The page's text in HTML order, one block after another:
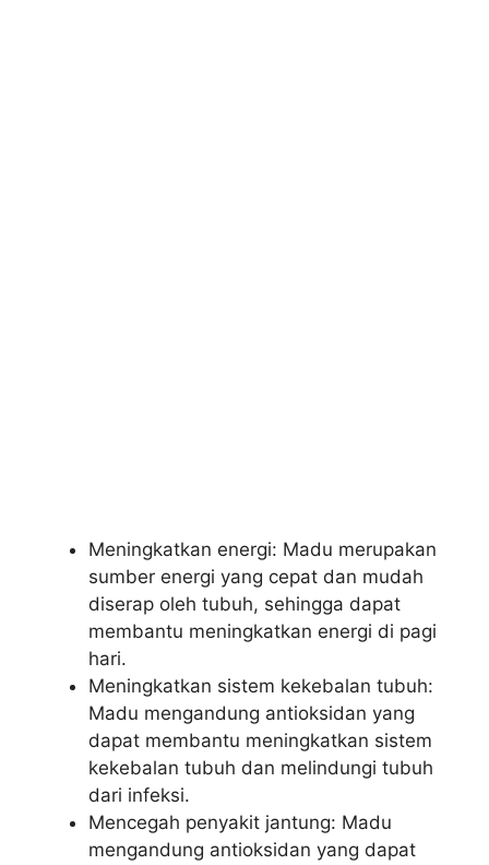
Meningkatkan energi: Madu merupakan
sumber energi yang cepat dan mudah
diserap oleh tubuh, sehingga dapat
membantu meningkatkan energi di pagi
hari.
Meningkatkan sistem kekebalan tubuh:
Madu mengandung antioksidan yang
dapat membantu meningkatkan sistem
kekebalan tubuh dan melindungi tubuh
dari infeksi.
Mencegah penyakit jantung: Madu
mengandung antioksidan yang dapat